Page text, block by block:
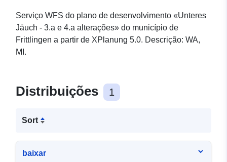
Serviço WFS do plano de desenvolvimento «Unteres
Jäuch - 3.a e 4.a alterações» do município de
Frittlingen a partir de XPlanung 5.0. Descrição: WA,
MI.
Distribuições 1
Sort
baixar